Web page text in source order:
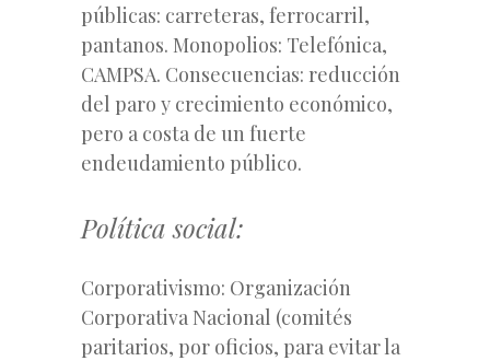
públicas: carreteras, ferrocarril,
pantanos. Monopolios: Telefónica,
CAMPSA. Consecuencias: reducción
del paro y crecimiento económico,
pero a costa de un fuerte
endeudamiento público.
Política social:
Corporativismo: Organización
Corporativa Nacional (comités
paritarios, por oficios, para evitar la